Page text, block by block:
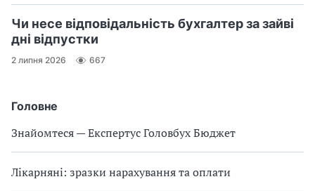
Головне
Знайомтеся — Експертус Головбух Бюджет
Лікарняні: зразки нарахування та оплати
Чи несе відповідальність бухгалтер за зайві
дні відпустки
2 липня 2026 667